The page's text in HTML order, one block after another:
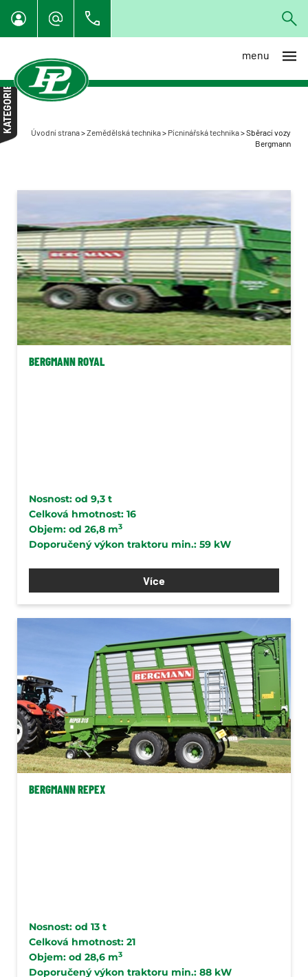
menu
Úvodní strana>Zemědělská technika> Pícninářská technika>Sběrací vozy
Bergmann
KATEGORIE
Individuální dovoz techniky z
EU
Specialista na organické
Rozmetadla, aplikátory,
cisterny
Návěsy, přívěsy, vyvážecí
technika
Sběrač kamenů
Stroje pro zpracování půdy a
kultivaci
Secí stroje
Shrnovače a provzdušňovače
řádků ELHO
Sběrací vozy Bergmann
Mulčovače
Příkopová ramena
Navigace
Stroje na brambory
Postřikovače
BERGMANN ROYAL
Nosnost: od 9,3 t
Celková hmotnost: 16
Objem: od 26,8 m3
Doporučený výkon traktoru min.: 59 kW
Více
BERGMANN REPEX
Nosnost: od 13 t
Celková hmotnost: 21
Objem: od 28,6 m3
Doporučený výkon traktoru min.: 88 kW